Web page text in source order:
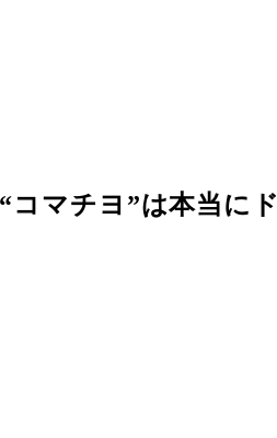
コマチヨ”は本当にド